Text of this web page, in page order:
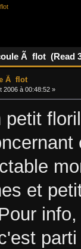
Ã flot (Read
Ã flot
2006 à 00:48:52 »
petit
et